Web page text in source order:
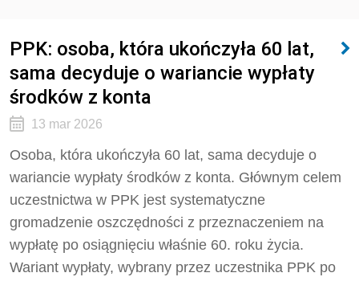
PPK: osoba, która ukończyła 60 lat,
sama decyduje o wariancie wypłaty
środków z konta
13 mar 2026
Osoba, która ukończyła 60 lat, sama decyduje o
wariancie wypłaty środków z konta. Głównym celem
uczestnictwa w PPK jest systematyczne
gromadzenie oszczędności z przeznaczeniem na
wypłatę po osiągnięciu właśnie 60. roku życia.
Wariant wypłaty, wybrany przez uczestnika PPK po